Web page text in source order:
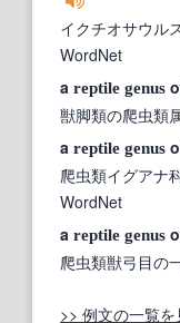
イクチオサウル
WordNet
a reptile genus
獣脚類の爬虫類
a reptile genus
爬虫類イグアナ
WordNet
a reptile genus
爬虫類獣弓目の
>> 例文の一覧を